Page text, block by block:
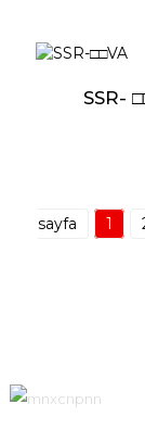
SSR-
sayfa
1